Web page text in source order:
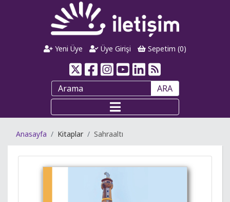
Yeni Üye Üye Girişi Sepetim (0)
ARA
Anasayfa Kitaplar Sahraaltı